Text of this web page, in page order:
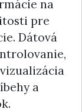
na
pre
Dátová
a